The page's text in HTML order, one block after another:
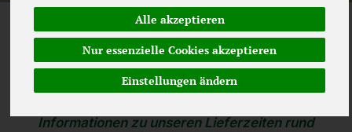
Alle akzeptieren
Nur essenzielle Cookies akzeptieren
Einstellungen ändern
Damit du Deine Bestellungen optimal planen
Informationen zu unseren Lieferzeiten rund